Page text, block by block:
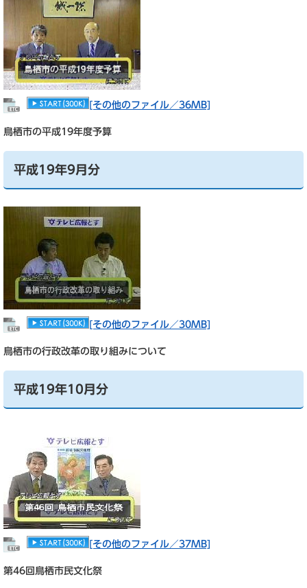
[その他のファイル／36MB]
鳥栖市の平成19年度予算
平成19年9月分
[その他のファイル／30MB]
鳥栖市の行政改革の取り組みについて
平成19年10月分
[その他のファイル／37MB]
第46回鳥栖市民文化祭